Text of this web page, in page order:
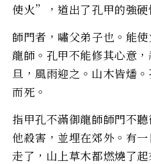
使火”，道出了孔甲的強硬
師門者，嘯父弟子也。能
龍師。孔甲不能修其心意
旦，風雨迎之。山木皆燔
而死。
指甲孔不滿御龍師師門不
他殺害，並埋在郊外。有
走了，山上草木都燃燒了